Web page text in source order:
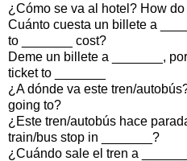
¿Cómo se va al hotel? How
Cuánto cuesta un billete a
to _______ cost?
Deme un billete a _______,
ticket to _______
¿A dónde va este tren/
going to?
¿Este tren/autobús hace
train/bus stop in _______?
¿Cuándo sale el tren a